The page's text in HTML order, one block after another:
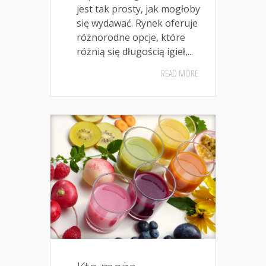
jest tak prosty, jak mogłoby
się wydawać. Rynek oferuje
różnorodne opcje, które
różnią się długością igieł,...
READ MORE